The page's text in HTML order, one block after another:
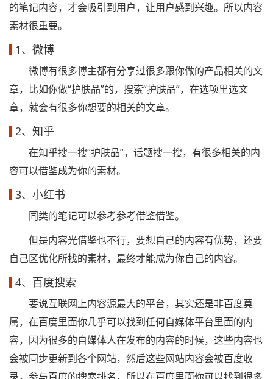
的笔记内容，才会吸引到用户，让用户感到兴趣。所以内容
素材很重要。
1、微博
微博有很多博主都有分享过很多跟你做的产品相关的文
章，比如你做“护肤品”的，搜索“护肤品”，在选项里选文
章，就会有很多你想要的相关的文章。
2、知乎
在知乎搜一搜“护肤品”，话题搜一搜，有很多相关的内
容可以借鉴成为你的素材。
3、小红书
同类的笔记可以参考参考借鉴借鉴。
但是内容光借鉴也不行，要想自己的内容有优势，还要
自己区优化所找的素材，最终才能成为你自己的内容。
4、百度搜索
要说互联网上内容源最大的平台，其实还是非百度莫
属，在百度里面你几乎可以找到任何自媒体平台里面的内
容，因为很多的自媒体人在发布的内容的时候，这些内容也
会被同步更新到各个网站，然后这些网站内容会被百度收